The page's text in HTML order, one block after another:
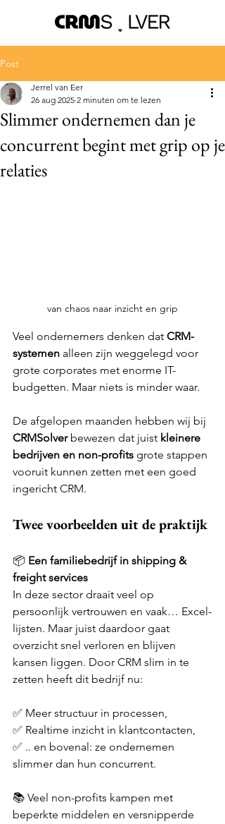
Post
Slimmer ondernemen dan je
concurrent begint met grip op je
relaties
Jerrel van Eer
26 aug 2025 2 minuten om te lezen
van chaos naar inzicht en grip
Veel ondernemers denken dat CRM-
systemen alleen zijn weggelegd voor
grote corporates met enorme IT-
budgetten. Maar niets is minder waar.
De afgelopen maanden hebben wij bij
CRMSolver bewezen dat juist kleinere
bedrijven en non-profits grote stappen
vooruit kunnen zetten met een goed
ingericht CRM.
Twee voorbeelden uit de praktijk
📦 Een familiebedrijf in shipping &
freight services
In deze sector draait veel op
persoonlijk vertrouwen en vaak… Excel-
lijsten. Maar juist daardoor gaat
overzicht snel verloren en blijven
kansen liggen. Door CRM slim in te
zetten heeft dit bedrijf nu:
✅ Meer structuur in processen,
✅ Realtime inzicht in klantcontacten,
✅ .. en bovenal: ze ondernemen
slimmer dan hun concurrent.
📚 Veel non-profits kampen met
beperkte middelen en versnipperde